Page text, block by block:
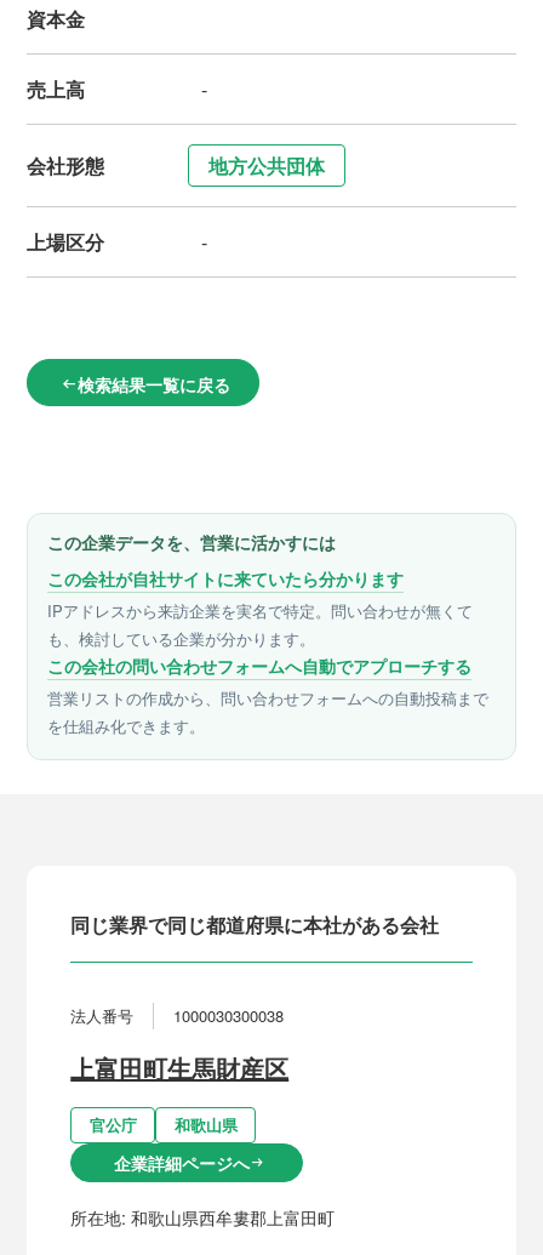
資本金
売上高 -
会社形態 地方公共団体
上場区分 -
arrow_left_alt検索結果一覧に戻る
この企業データを、営業に活かすには
この会社が自社サイトに来ていたら分かります
IPアドレスから来訪企業を実名で特定。問い合わせが無くて
も、検討している企業が分かります。
この会社の問い合わせフォームへ自動でアプローチする
営業リストの作成から、問い合わせフォームへの自動投稿まで
を仕組み化できます。
同じ業界で同じ都道府県に本社がある会社
法人番号 1000030300038
上富田町生馬財産区
官公庁 和歌山県
企業詳細ページへarrow_right_alt
所在地:和歌山県西牟婁郡上富田町